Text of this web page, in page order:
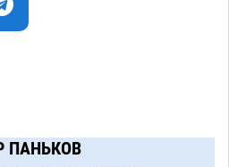
района
07.08 660
ПАНЬКОВ